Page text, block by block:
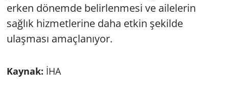
erken dönemde belirlenmesi ve ailelerin
sağlık hizmetlerine daha etkin şekilde
ulaşması amaçlanıyor.
Kaynak: İHA